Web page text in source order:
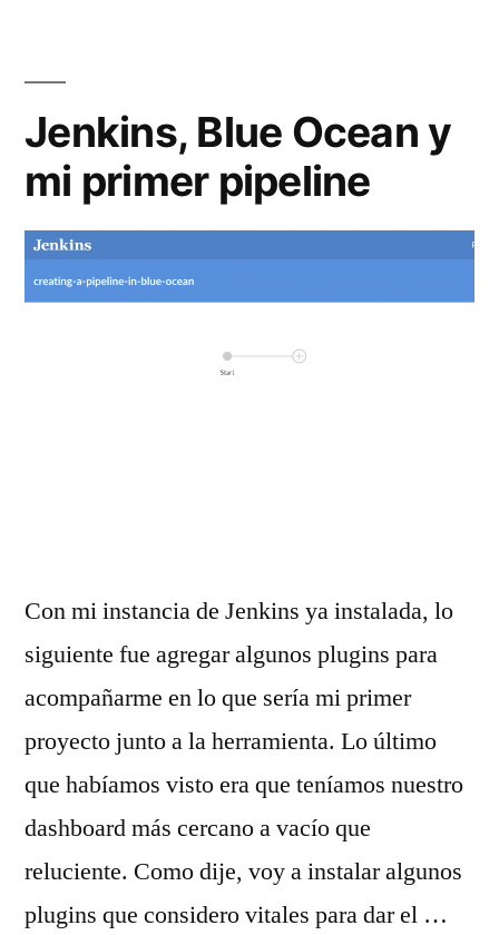
Jenkins, Blue Ocean y
mi primer pipeline
Con mi instancia de Jenkins ya instalada, lo
siguiente fue agregar algunos plugins para
acompañarme en lo que sería mi primer
proyecto junto a la herramienta. Lo último
que habíamos visto era que teníamos nuestro
dashboard más cercano a vacío que
reluciente. Como dije, voy a instalar algunos
plugins que considero vitales para dar el …